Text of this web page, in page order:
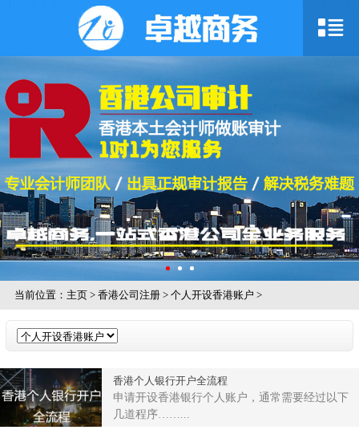
当前位置： 主页> 香港公司注册> 个人开设香港账户 >
香港个人银行开户全流程
申请开设香港银行个人账户，通常需要经过以下
几道程序……...